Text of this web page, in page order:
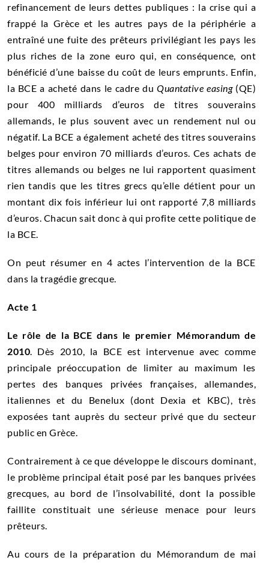
refinancement de leurs dettes publiques : la crise qui a
frappé la Grèce et les autres pays de la périphérie a
entraîné une fuite des prêteurs privilégiant les pays les
plus riches de la zone euro qui, en conséquence, ont
bénéficié d’une baisse du coût de leurs emprunts. Enfin,
la BCE a acheté dans le cadre duQuantative easing(QE)
pour 400 milliards d’euros de titres souverains
allemands, le plus souvent avec un rendement nul ou
négatif. La BCE a également acheté des titres souverains
belges pour environ 70 milliards d’euros. Ces achats de
titres allemands ou belges ne lui rapportent quasiment
rien tandis que les titres grecs qu’elle détient pour un
montant dix fois inférieur lui ont rapporté 7,8 milliards
d’euros. Chacun sait donc à qui profite cette politique de
la BCE.
On peut résumer en 4 actes l’intervention de la BCE
dans la tragédie grecque.
Acte 1
Le rôle de la BCE dans le premier Mémorandum de
2010 . Dès 2010, la BCE est intervenue avec comme
principale préoccupation de limiter au maximum les
pertes des banques privées françaises, allemandes,
italiennes et du Benelux (dont Dexia et KBC), très
exposées tant auprès du secteur privé que du secteur
public en Grèce.
Contrairement à ce que développe le discours dominant,
le problème principal était posé par les banques privées
grecques, au bord de l’insolvabilité, dont la possible
faillite constituait une sérieuse menace pour leurs
prêteurs.
Au cours de la préparation du Mémorandum de mai